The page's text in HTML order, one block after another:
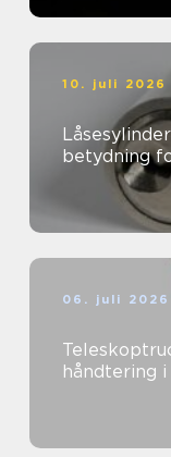
10. juli 2026
Låsesylinder liten detalj med stor
betydning
06. juli 2026
Teleskoptruck kurs
håndtering